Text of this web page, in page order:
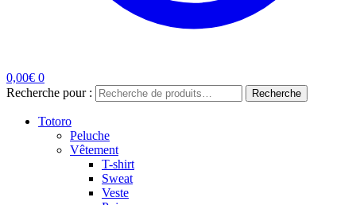
0,00€ 0
Recherche pour :
Recherche
Totoro
Peluche
Vêtement
T-shirt
Sweat
Veste